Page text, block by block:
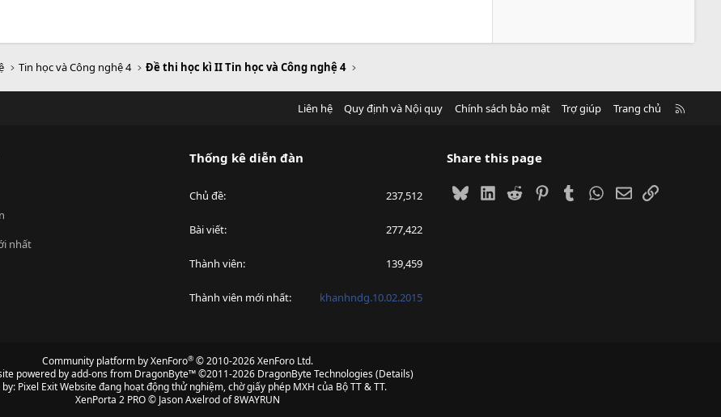
Tin học và Công nghệ 4 Đề thi học kì II Tin học và Công nghệ 4
Liên hệ Quy định và Nội quy Chính sách bảo mật Trợ giúp Trang chủ
nhất
Thống kê diễn đàn
Chủ đề 237,512
Bài viết 277,422
Thành viên 139,459
Thành viên mới nhất khanhndg.10.02.2015
Share this page
BlueskyLinkedIn
Reddit PinterestTumblrWhatsApp
EmailLink
Community platform by XenForo® © 2010-2026 XenForo Ltd.
powered byadd-ons from DragonByte™©2011-2026 DragonByte Technologies(Details)
by: Pixel ExitWebsite đang hoạt động thử nghiệm, chờ giấy phép MXH của Bộ TT & TT.
XenPorta 2 PRO© Jason Axelrod of8WAYRUN